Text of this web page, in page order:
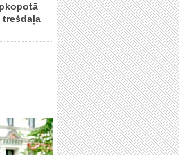
trešdaļa